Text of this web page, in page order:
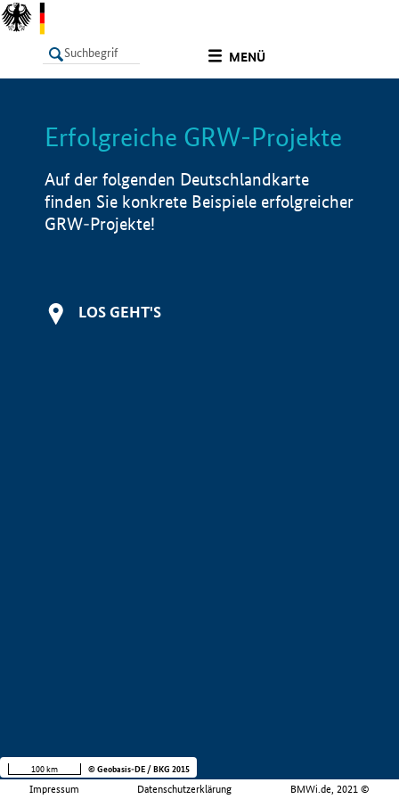
MENÜ
LISTE Info
Erfolgreiche GRW-Projekte
Auf der folgenden Deutschlandkarte
finden Sie konkrete Beispiele erfolgreicher
GRW-Projekte!
LOS GEHT'S
Impressum Datenschutzerklärung BMWi.de, 2021 ©
100 km © Geobasis-DE / BKG 2015